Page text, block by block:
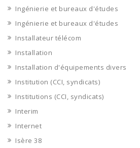
Ingénierie et bureaux d'études
Ingénierie et bureaux d'études
Installateur télécom
Installation
Installation d'équipements divers
Institution (CCI, syndicats)
Institutions (CCI, syndicats)
Interim
Internet
Isère 38